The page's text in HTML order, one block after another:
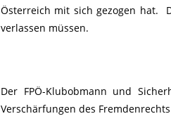
Österreich mit sich gezogen hat.
verlassen müssen.
Der FPÖ-Klubobmann und
Verschärfungen des